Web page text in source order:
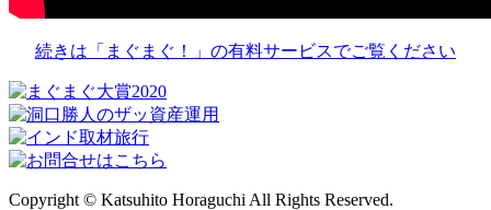
続きは「まぐまぐ！」の有料サービスでご覧ください
Copyright © Katsuhito Horaguchi All Rights Reserved.